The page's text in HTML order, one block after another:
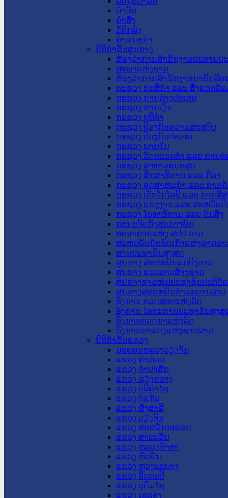
ດໍາລັດ
ຄໍາສັ່ງ
ຂໍ້ຕົກລົງ
ຄໍາແນະນໍາ
ນິຕິກໍາຂັ້ນສູນກາງ
ຫ້ອງວ່າການສໍານັກງານປະທານປ
ສະພາແຫ່ງຊາດ
ຫ້ອງວ່າການສຳນັກງານນາຍົກລັດ
ກະຊວງ ກະສິກຳ ແລະ ສິ່ງແວດລ້ອ
ກະຊວງ ການຕ່າງປະເທດ
ກະຊວງ ການເງິນ
ກະຊວງ ຍຸຕິທໍາ
ກະຊວງ ປ້ອງກັນຄວາມສະຫງົບ
ກະຊວງ ປ້ອງກັນປະເທດ
ກະຊວງ ພາຍໃນ
ກະຊວງ ວັດທະນະທຳ ແລະ ການທ່
ກະຊວງ ສາທາລະນະສຸກ
ກະຊວງ ສຶກສາທິການ ແລະ ກິລາ
ກະຊວງ ອຸດສາຫະກຳ ແລະ ການຄ້
ກະຊວງ ເຕັກໂນໂລຊີ ແລະ ການສື່
ກະຊວງ ແຮງງານ ແລະ ສະຫວັດ
ກະຊວງ ໂຍທາທິການ ແລະ ຂົນສົ່ງ
ຄະນະຈັດຕັ້ງສູນກາງພັກ
ທະນາຄານແຫ່ງ ສປປ ລາວ
ສະຫະພັນນັກຮົບເກົ່າແຫ່ງຊາດລາ
ສານປະຊາຊົນສູງສຸດ
ສູນກາງ ສະຫະພັນແມ່ຍິງລາວ
ສູນກາງ ແນວລາວສ້າງຊາດ
ສູນກາງຊາວໜຸ່ມປະຊາຊົນປະຕິວັ
ສູນກາງສະຫະພັນກຳມະບານລາວ
ອົງການ ກວດສອບແຫ່ງລັດ
ອົງການ ໄອຍະການປະຊາຊົນສູງສຸ
ອົງການກວດກາແຫ່ງລັດ
ອົງການກາແດງແຫ່ງຊາດລາວ
ນິຕິກໍາຂັ້ນແຂວງ
ນະ​ຄອນ​ຫລວງວຽງຈັນ
ແຂວງ ຄໍາມ່ວນ
ແຂວງ ຈໍາປາສັກ
ແຂວງ ຊຽງຂວາງ
ແຂວງ ບໍລິຄໍາໄຊ
ແຂວງ ບໍ່ແກ້ວ
ແຂວງ ຜົ້ງສາລີ
ແຂວງ ວຽງຈັນ
ແຂວງ ສະຫວັນນະເຂດ
ແຂວງ ສາລະວັນ
ແຂວງ ຫລວງນໍ້າທາ
ແຂວງ ຫົວພັນ
ແຂວງ ຫຼວງພະບາງ
ແຂວງ ອັດຕະປື
ແຂວງ ອຸດົມໄຊ
ແຂວງ ເຊກອງ